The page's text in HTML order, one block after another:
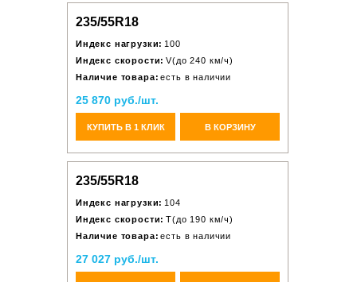
235/55R18
Индекс нагрузки: 100
Индекс скорости: V(до 240 км/ч)
Наличие товара: есть в наличии
25 870 руб./шт.
КУПИТЬ В 1 КЛИК В КОРЗИНУ
235/55R18
Индекс нагрузки: 104
Индекс скорости: T(до 190 км/ч)
Наличие товара: есть в наличии
27 027 руб./шт.